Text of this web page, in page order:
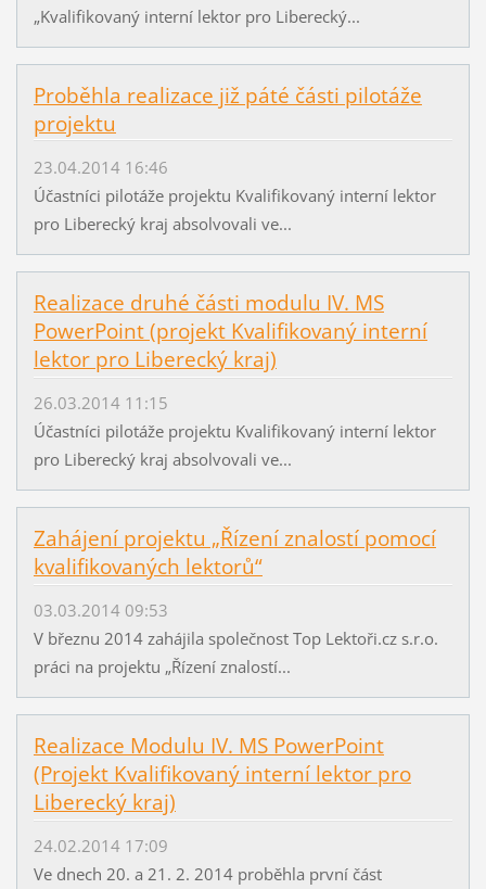
„Kvalifikovaný interní lektor pro Liberecký...
Proběhla realizace již páté části pilotáže
projektu
23.04.2014 16:46
Účastníci pilotáže projektu Kvalifikovaný interní lektor
pro Liberecký kraj absolvovali ve...
Realizace druhé části modulu IV. MS
PowerPoint (projekt Kvalifikovaný interní
lektor pro Liberecký kraj)
26.03.2014 11:15
Účastníci pilotáže projektu Kvalifikovaný interní lektor
pro Liberecký kraj absolvovali ve...
Zahájení projektu „Řízení znalostí pomocí
kvalifikovaných lektorů“
03.03.2014 09:53
V březnu 2014 zahájila společnost Top Lektoři.cz s.r.o.
práci na projektu „Řízení znalostí...
Realizace Modulu IV. MS PowerPoint
(Projekt Kvalifikovaný interní lektor pro
Liberecký kraj)
24.02.2014 17:09
Ve dnech 20. a 21. 2. 2014 proběhla první část